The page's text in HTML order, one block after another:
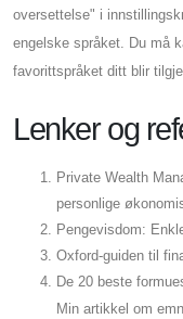
oversettelse" i
engelske språket. Du må
favorittspråket ditt blir
Lenker og
Private Wealth
personlige
Pengevisdom:
Oxford-guiden til
De 20 beste
Min artikkel om